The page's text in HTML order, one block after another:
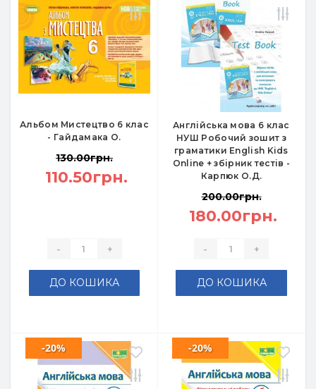
Альбом Мистецтво 6 клас
- Гайдамака О.
130.00грн.
110.50грн.
- +
ДО КОШИКА
Англійська мова 6 клас
НУШ Робочий зошит з
граматики English Kids
Online + збірник тестів -
Карпюк О.Д.
200.00грн.
180.00грн.
- +
ДО КОШИКА
-20% -20%